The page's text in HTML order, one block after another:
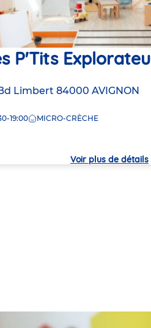
P'Tits
Limbert 84000 AVIGNON
19:00 MICRO-CRÈCHE
Voir plus de détails